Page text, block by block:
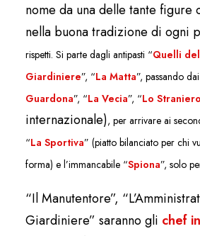
nome da una delle tante figure
nella buona tradizione di ogni
rispetti. Si parte dagli antipasti “Quelli
Giardiniere”, “La Matta”, passando
Guardona”, “La Vecia”, “Lo
internazionale), per arrivare ai
“La Sportiva” (piatto bilanciato per chi
forma) e l’immancabile “Spiona”, solo
“Il Manutentore”,
Giardiniere” saranno gli chef